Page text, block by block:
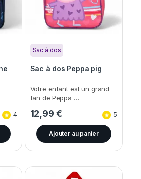
4
Sac à dos
Sac à dos Peppa pig
Votre enfant est un grand
fan de Peppa …
12,99 € 5
Ajouter au panier